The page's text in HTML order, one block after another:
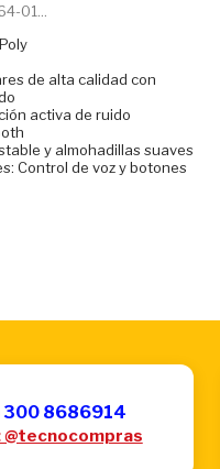
01...
de alta calidad con
activa de ruido
y almohadillas suaves
Control de voz y botones
300 8686914
@tecnocompras